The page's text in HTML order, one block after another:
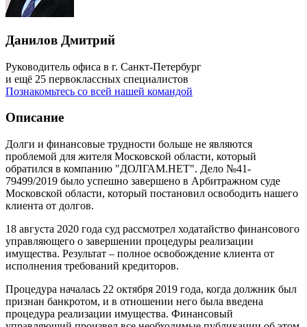
Данилов Дмитрий
Руководитель офиса в г. Санкт-Петербург
и ещё 25 первоклассных специалистов
Познакомьтесь со всей нашей командой
Описание
Долги и финансовые трудности больше не являются
проблемой для жителя Московской области, который
обратился в компанию "ДОЛГАМ.НЕТ". Дело №41-
79499/2019 было успешно завершено в Арбитражном суде
Московской области, который постановил освободить нашего
клиента от долгов.
18 августа 2020 года суд рассмотрел ходатайство финансового
управляющего о завершении процедуры реализации
имущества. Результат – полное освобождение клиента от
исполнения требований кредиторов.
Процедура началась 22 октября 2019 года, когда должник был
признан банкротом, и в отношении него была введена
процедура реализации имущества. Финансовый